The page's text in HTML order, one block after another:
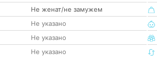
Не женат/не замужем
Не указано
Не указано
Не указано